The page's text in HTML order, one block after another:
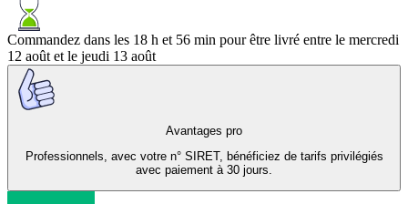
Commandez dans les 18 h et 56 min pour être livré entre le mercredi
12 aoûtet le jeudi 13 août
Avantages pro
Professionnels, avec votre n° SIRET, bénéficiez de tarifs privilégiés
avec paiement à 30 jours.